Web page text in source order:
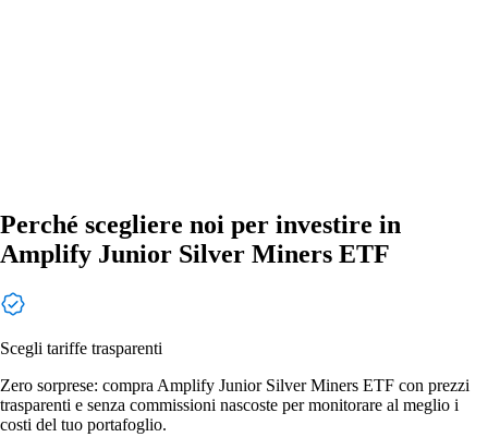
Perché scegliere noi per investire in
Amplify Junior Silver Miners ETF
Scegli tariffe trasparenti
Zero sorprese: compra Amplify Junior Silver Miners ETF con prezzi
trasparenti e senza commissioni nascoste per monitorare al meglio i
costi del tuo portafoglio.